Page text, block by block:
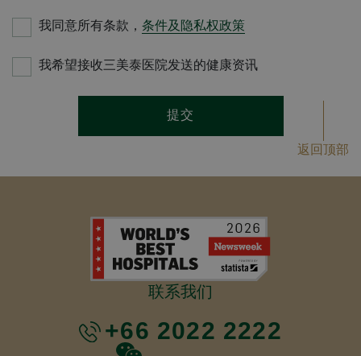
我同意所有条款， 条件及隐私权政策
我希望接收三美泰医院发送的健康资讯
提交
返回顶部
联系我们
+66 2022 2222